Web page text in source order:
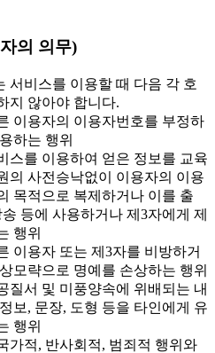
의 의무)
서비스를 이용할 때 다음 각 호
지 않아야 합니다.
이용자의 이용자번호를 부정하
하는 행위
스를 이용하여 얻은 정보를 교육
의 사전승낙없이 이용자의 이용
목적으로 복제하거나 이를 출
송 등에 사용하거나 제3자에게 제
행위
이용자 또는 제3자를 비방하거
모략으로 명예를 손상하는 행위
질서 및 미풍양속에 위배되는 내
보, 문장, 도형 등을 타인에게 유
행위
가적, 반사회적, 범죄적 행위와